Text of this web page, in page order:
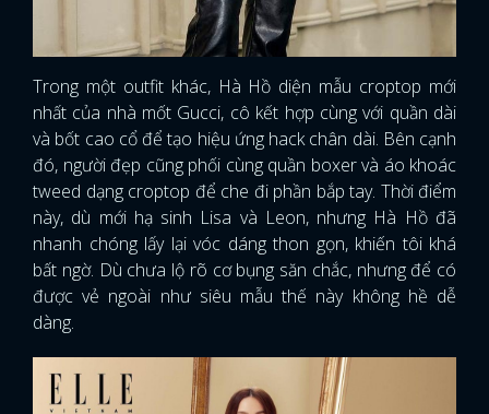
Trong một outfit khác, Hà Hồ diện mẫu croptop mới
nhất của nhà mốt Gucci, cô kết hợp cùng với quần dài
và bốt cao cổ để tạo hiệu ứng hack chân dài. Bên cạnh
đó, người đẹp cũng phối cùng quần boxer và áo khoác
tweed dạng croptop để che đi phần bắp tay. Thời điểm
này, dù mới hạ sinh Lisa và Leon, nhưng Hà Hồ đã
nhanh chóng lấy lại vóc dáng thon gọn, khiến tôi khá
bất ngờ. Dù chưa lộ rõ cơ bụng săn chắc, nhưng để có
được vẻ ngoài như siêu mẫu thế này không hề dễ
dàng.